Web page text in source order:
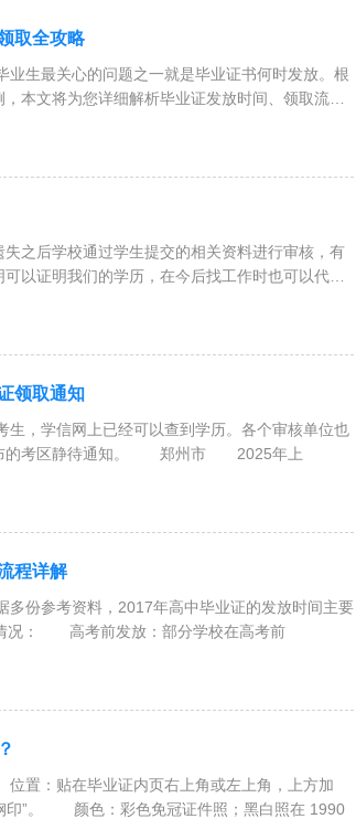
取全攻略
生最关心的问题之一就是毕业证书何时发放。根
本文将为您详细解析毕业证发放时间、领取流程
之后学校通过学生提交的相关资料进行审核，有
以证明我们的学历，在今后找工作时也可以代替
领取通知​
，学信网上已经可以查到学历。各个审核单位也
布的考区静待通知。 ​​郑州市​​ 2025年上
程详解
份参考资料，2017年高中毕业证的发放时间主要
况： ​​高考前发放​​：部分学校在高考前
置：贴在毕业证内页右上角或左上角，上方加
印”。 颜色：彩色免冠证件照；黑白照在 1990